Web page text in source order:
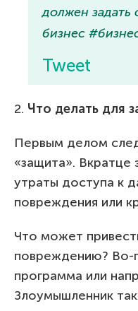
должен
бизнес
Tweet
2. Что делать для
Первым делом
«защита».
утраты доступа к
повреждения или
Что может
повреждению? Во-
программа или
Злоумышленник